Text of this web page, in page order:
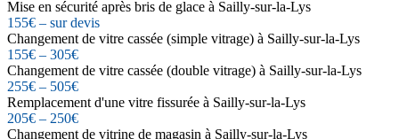
Mise en sécurité après bris de glace à Sailly-sur-la-Lys
155€ – sur devis
Changement de vitre cassée (simple vitrage) à Sailly-sur-la-Lys
155€ – 305€
Changement de vitre cassée (double vitrage) à Sailly-sur-la-Lys
255€ – 505€
Remplacement d'une vitre fissurée à Sailly-sur-la-Lys
205€ – 250€
Changement de vitrine de magasin à Sailly-sur-la-Lys